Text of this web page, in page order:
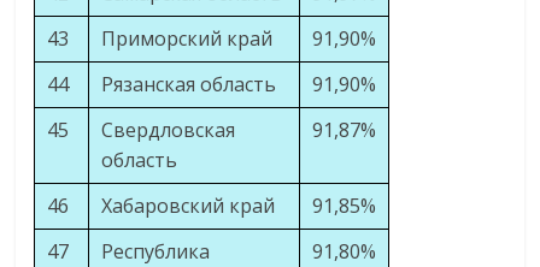
43
Приморский край
91,90%
44
Рязанская область
91,90%
45
Свердловская
область
91,87%
46 Хабаровский край
91,85%
47
Республика
91,80%